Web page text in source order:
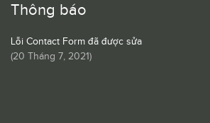
Thông báo
Lỗi Contact Form đã được sửa
(20 Tháng 7, 2021)